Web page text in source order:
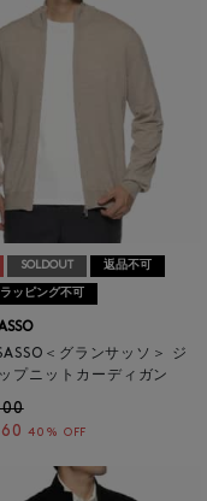
SOLDOUT 返品不可
ッピング不可
＜グランサッソ＞ ジ
プニットカーディガン
40% OFF